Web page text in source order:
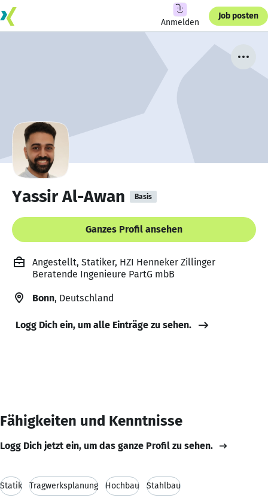
Anmelden
Job posten
Yassir Al-Awan Basis
Ganzes Profil ansehen
Angestellt, Statiker, HZI Henneker Zillinger
Beratende Ingenieure PartG mbB
Bonn, Deutschland
Logg Dich ein, um alle Einträge zu sehen.
Fähigkeiten und Kenntnisse
Logg Dich jetzt ein, um das ganze Profil zu sehen.
Statik Tragwerksplanung Hochbau Stahlbau